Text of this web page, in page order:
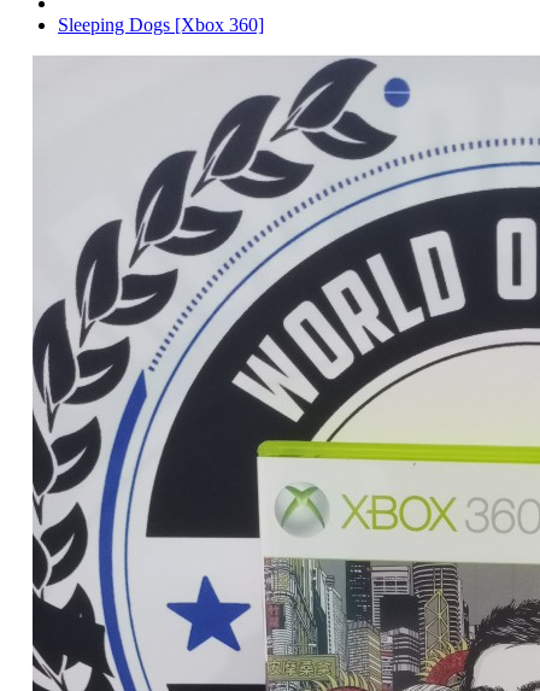
Sleeping Dogs [Xbox 360]